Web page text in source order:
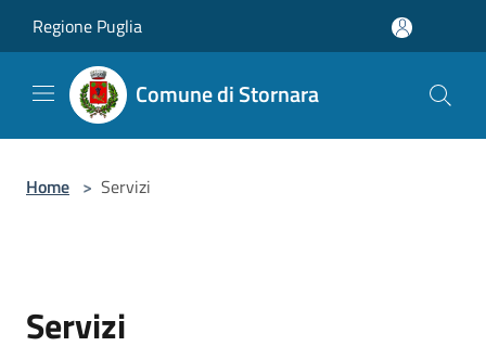
Regione Puglia
Comune di Stornara
Home > Servizi
Servizi